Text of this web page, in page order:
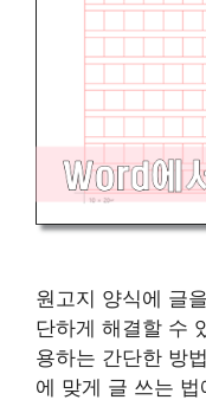
원고지 양식에 글
단하게 해결할 수
용하는 간단한 방
에 맞게 글 쓰는